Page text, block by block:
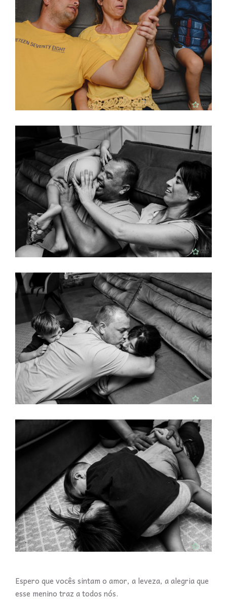
Espero que vocês sintam o amor, a leveza, a alegria que
esse menino traz a todos nós.